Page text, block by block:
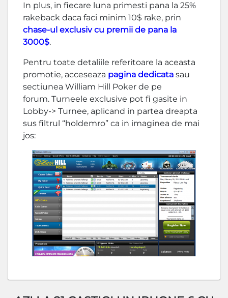
In plus, in fiecare luna primesti pana la 25%
rakeback daca faci minim 10$ rake, prin
chase-ul exclusiv cu premii de pana la
3000$.
Pentru toate detaliile referitoare la aceasta
promotie, acceseaza pagina dedicata sau
sectiunea William Hill Poker de pe
forum. Turneele exclusive pot fi gasite in
Lobby-> Turnee, aplicand in partea dreapta
sus filtrul “holdemro” ca in imaginea de mai
jos: